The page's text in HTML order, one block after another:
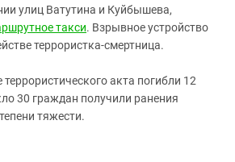
улиц Ватутина и Куйбышева,
такси. Взрывное устройство
террористка-смертница.
террористического акта погибли 12
30 граждан получили ранения
тяжести.